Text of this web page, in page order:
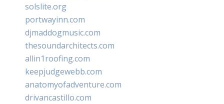
solslite.org
portwayinn.com
djmaddogmusic.com
thesoundarchitects.com
allin1roofing.com
keepjudgewebb.com
anatomyofadventure.com
drivancastillo.com